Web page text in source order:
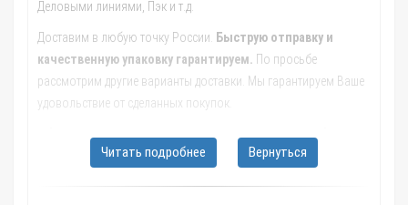
Деловыми линиями, Пэк и т.д.
Доставим в любую точку России.
Быструю отправку и
качественную упаковку гарантируем. По просьбе
рассмотрим другие варианты доставки. Мы гарантируем Ваше
удовольствие от сделанных покупок.
транспортной компании, рассчитают стоимость и сроки
Читать подробнее Вернуться